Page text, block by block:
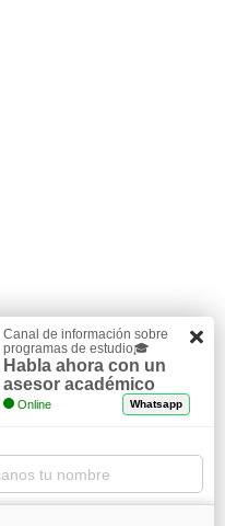
Canal de información sobre
programas de estudio🎓
Habla ahora con un
asesor académico
Online Whatsapp